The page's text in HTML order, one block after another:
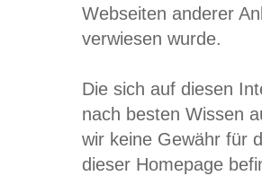
Webseiten anderer
verwiesen wurde.
Die sich auf diesen
nach besten Wissen
wir keine Gewähr für
dieser Homepage